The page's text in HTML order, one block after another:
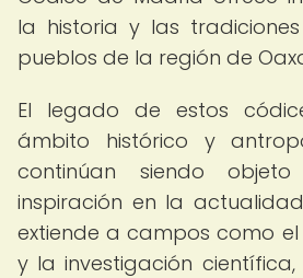
la historia y las
pueblos de la región de
El legado de estos
ámbito histórico y
continúan siendo
inspiración en la
extiende a campos como
y la investigación